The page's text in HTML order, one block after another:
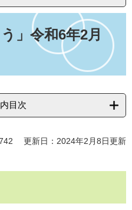
」令和6年2月
目次
更新日：2024年2月8日更新